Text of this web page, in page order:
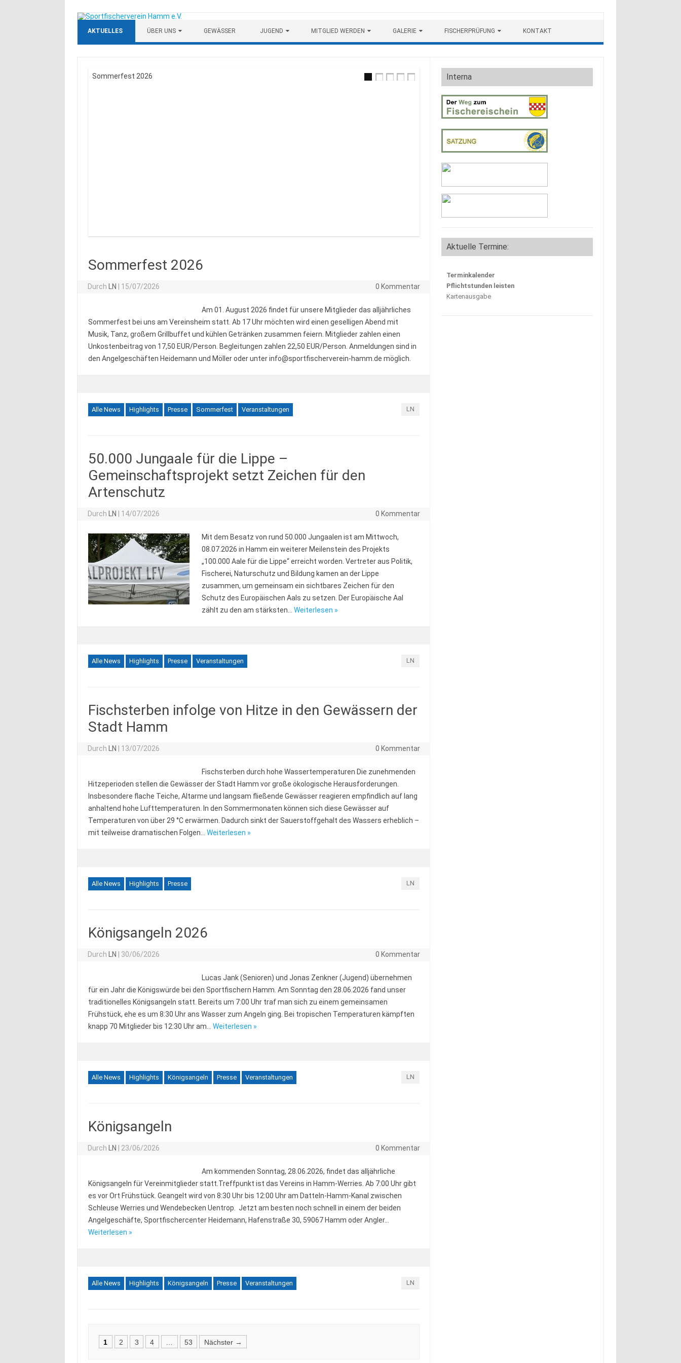
AKTUELLES ÜBER UNS GEWÄSSER JUGEND MITGLIED WERDEN GALERIE FISCHERPRÜFUNG KONTAKT
Sommerfest 2026
Sommerfest 2026
Durch LN 15/07/2026 0 Kommentar
Am 01. August 2026 findet für unsere Mitglieder das alljährliches
Sommerfest bei uns am Vereinsheim statt. Ab 17 Uhr möchten wird einen geselligen Abend mit
Musik, Tanz, großem Grillbuffet und kühlen Getränken zusammen feiern. Mitglieder zahlen einen
Unkostenbeitrag von 17,50 EUR/Person. Begleitungen zahlen 22,50 EUR/Person. Anmeldungen sind in
den Angelgeschäften Heidemann und Möller oder unter info@sportfischerverein-hamm.de möglich.
Alle News Highlights Presse Sommerfest Veranstaltungen LN
50.000 Jungaale für die Lippe –
Gemeinschaftsprojekt setzt Zeichen für den
Artenschutz
Durch LN 14/07/2026 0 Kommentar
Mit dem Besatz von rund 50.000 Jungaalen ist am Mittwoch,
08.07.2026 in Hamm ein weiterer Meilenstein des Projekts
„100.000 Aale für die Lippe“ erreicht worden. Vertreter aus Politik,
Fischerei, Naturschutz und Bildung kamen an der Lippe
zusammen, um gemeinsam ein sichtbares Zeichen für den
Schutz des Europäischen Aals zu setzen. Der Europäische Aal
zählt zu den am stärksten… Weiterlesen »
Alle News Highlights Presse Veranstaltungen LN
Fischsterben infolge von Hitze in den Gewässern der
Stadt Hamm
Durch LN 13/07/2026 0 Kommentar
Fischsterben durch hohe Wassertemperaturen Die zunehmenden
Hitzeperioden stellen die Gewässer der Stadt Hamm vor große ökologische Herausforderungen.
Insbesondere flache Teiche, Altarme und langsam fließende Gewässer reagieren empfindlich auf lang
anhaltend hohe Lufttemperaturen. In den Sommermonaten können sich diese Gewässer auf
Temperaturen von über 29 °C erwärmen. Dadurch sinkt der Sauerstoffgehalt des Wassers erheblich –
mit teilweise dramatischen Folgen… Weiterlesen »
Alle News Highlights Presse LN
Königsangeln 2026
Durch LN 30/06/2026 0 Kommentar
Lucas Jank (Senioren) und Jonas Zenkner (Jugend) übernehmen
für ein Jahr die Königswürde bei den Sportfischern Hamm. Am Sonntag den 28.06.2026 fand unser
traditionelles Königsangeln statt. Bereits um 7:00 Uhr traf man sich zu einem gemeinsamen
Frühstück, ehe es um 8:30 Uhr ans Wasser zum Angeln ging. Bei tropischen Temperaturen kämpften
knapp 70 Mitglieder bis 12:30 Uhr am… Weiterlesen »
Alle News Highlights Königsangeln Presse Veranstaltungen LN
Königsangeln
Durch LN 23/06/2026 0 Kommentar
Am kommenden Sonntag, 28.06.2026, findet das alljährliche
Königsangeln für Vereinmitglieder statt.Treffpunkt ist das Vereins in Hamm-Werries. Ab 7:00 Uhr gibt
es vor Ort Frühstück. Geangelt wird von 8:30 Uhr bis 12:00 Uhr am Datteln-Hamm-Kanal zwischen
Schleuse Werries und Wendebecken Uentrop. Jetzt am besten noch schnell in einem der beiden
Angelgeschäfte, Sportfischercenter Heidemann, Hafenstraße 30, 59067 Hamm oder Angler…
Weiterlesen »
Alle News Highlights Königsangeln Presse Veranstaltungen LN
Posts
1 2 3 4 53 Nächster →
Interna
Aktuelle Termine:
Terminkalender
Pflichtstunden leisten
Kartenausgabe